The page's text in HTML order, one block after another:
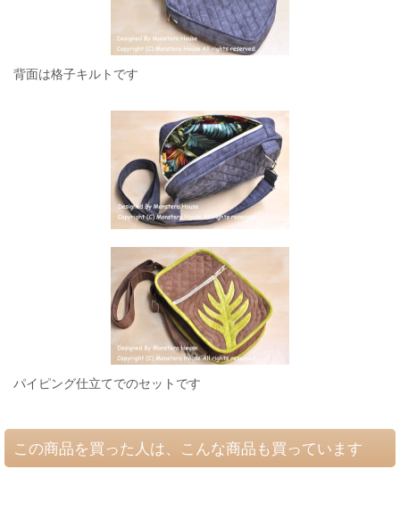
背面は格子キルトです
パイピング仕立てでのセットです
この商品を買った人は、こんな商品も買っています